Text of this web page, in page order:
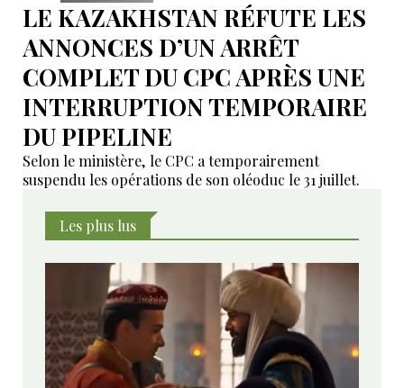
LE KAZAKHSTAN RÉFUTE LES
ANNONCES D’UN ARRÊT
COMPLET DU CPC APRÈS UNE
INTERRUPTION TEMPORAIRE
DU PIPELINE
Selon le ministère, le CPC a temporairement
suspendu les opérations de son oléoduc le 31 juillet.
Les plus lus